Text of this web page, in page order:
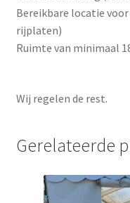
Bereikbare locatie
rijplaten)
Ruimte van minimaal
Wij regelen de rest.
Gerelateerde